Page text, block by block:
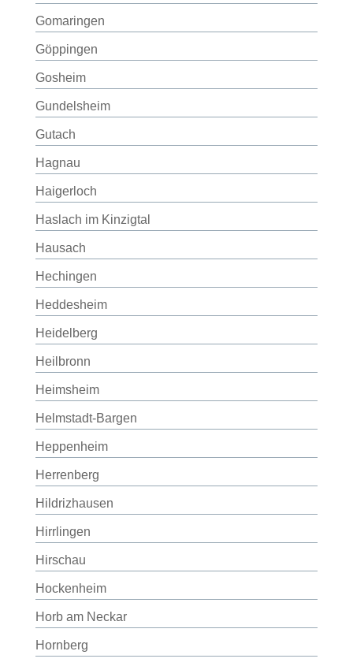
Gomaringen
Göppingen
Gosheim
Gundelsheim
Gutach
Hagnau
Haigerloch
Haslach im Kinzigtal
Hausach
Hechingen
Heddesheim
Heidelberg
Heilbronn
Heimsheim
Helmstadt-Bargen
Heppenheim
Herrenberg
Hildrizhausen
Hirrlingen
Hirschau
Hockenheim
Horb am Neckar
Hornberg